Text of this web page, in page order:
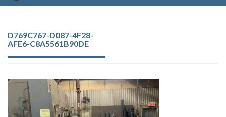
D769C767-D087-4F28-
AFE6-C8A5561B90DE